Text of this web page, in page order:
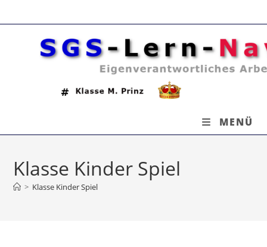
springen
MENÜ
Klasse Kinder Spiel
> Klasse Kinder Spiel